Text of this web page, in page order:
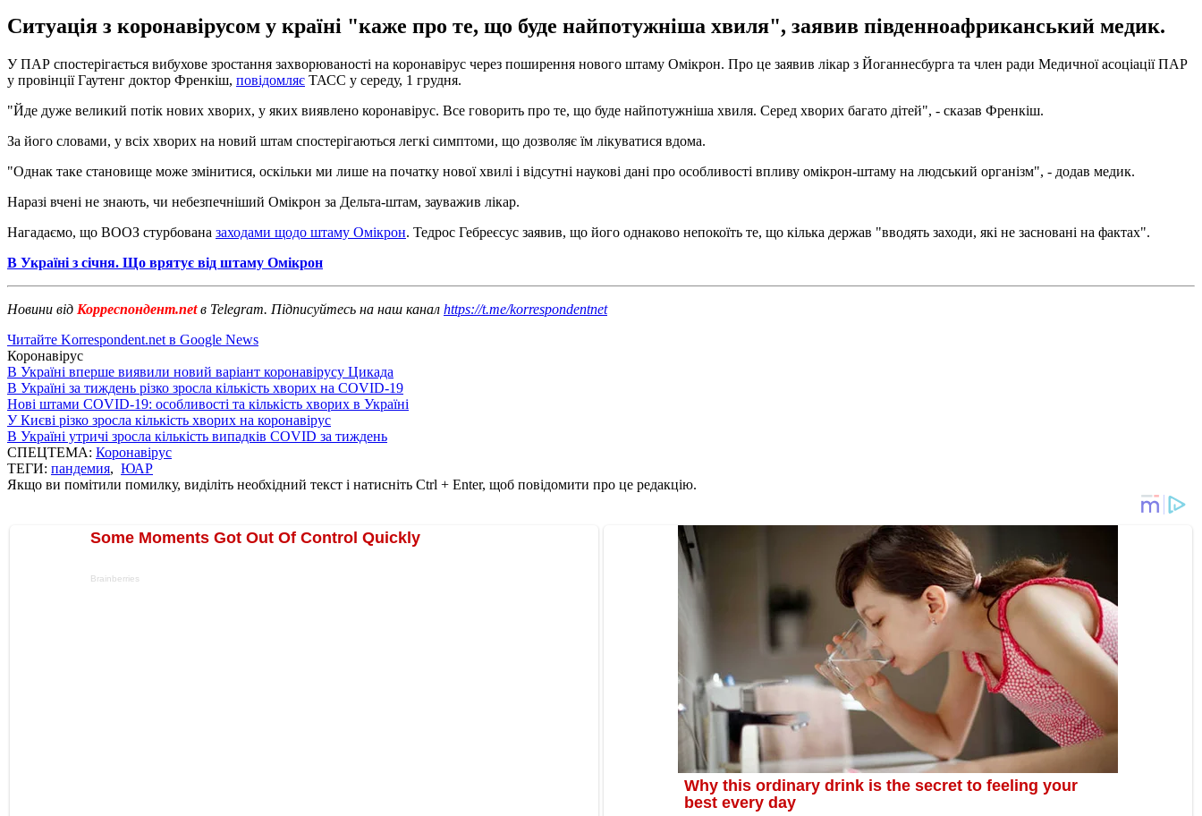
Ситуація з коронавірусом у країні "каже про те, що буде найпотужніша хвиля", заявив південноафриканський медик.
У ПАР спостерігається вибухове зростання захворюваності на коронавірус через поширення нового штаму Омікрон. Про це заявив лікар з Йоганнесбурга та член ради Медичної асоціації ПАР
у провінції Гаутенг доктор Френкіш, повідомляє ТАСС у середу, 1 грудня.
"Йде дуже великий потік нових хворих, у яких виявлено коронавірус. Все говорить про те, що буде найпотужніша хвиля. Серед хворих багато дітей", - сказав Френкіш.
За його словами, у всіх хворих на новий штам спостерігаються легкі симптоми, що дозволяє їм лікуватися вдома.
"Однак таке становище може змінитися, оскільки ми лише на початку нової хвилі і відсутні наукові дані про особливості впливу омікрон-штаму на людський організм", - додав медик.
Наразі вчені не знають, чи небезпечніший Омікрон за Дельта-штам, зауважив лікар.
Нагадаємо, що ВООЗ стурбована заходами щодо штаму Омікрон. Тедрос Гебреєсус заявив, що його однаково непокоїть те, що кілька держав "вводять заходи, які не засновані на фактах".
В Україні з січня. Що врятує від штаму Омікрон
Новини від Корреспондент.netв Telegram. Підписуйтесь на наш канал https://t.me/korrespondentnet
Читайте Korrespondent.net в Google News
Коронавірус
В Україні вперше виявили новий варіант коронавірусу Цикада
В Україні за тиждень різко зросла кількість хворих на COVID-19
Нові штами COVID-19: особливості та кількість хворих в Україні
У Києві різко зросла кількість хворих на коронавірус
В Україні утричі зросла кількість випадків COVID за тиждень
СПЕЦТЕМА: Коронавірус
ТЕГИ: пандемия, ЮАР
Якщо ви помітили помилку, виділіть необхідний текст і натисніть Ctrl + Enter, щоб повідомити про це редакцію.